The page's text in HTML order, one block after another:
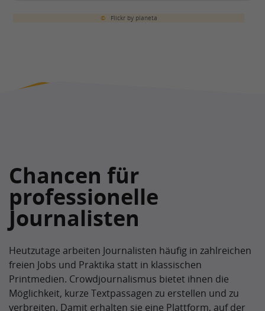
©Flickr by planeta
Chancen für
professionelle
Journalisten
Heutzutage arbeiten Journalisten häufig in zahlreichen
freien Jobs und Praktika statt in klassischen
Printmedien. Crowdjournalismus bietet ihnen die
Möglichkeit, kurze Textpassagen zu erstellen und zu
verbreiten. Damit erhalten sie eine Plattform, auf der